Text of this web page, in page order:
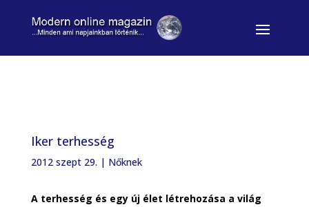
Iker terhesség
2012 szept 29. | Nőknek
A terhesség és egy új élet létrehozása a világ